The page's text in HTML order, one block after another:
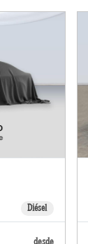
Diésel
desde